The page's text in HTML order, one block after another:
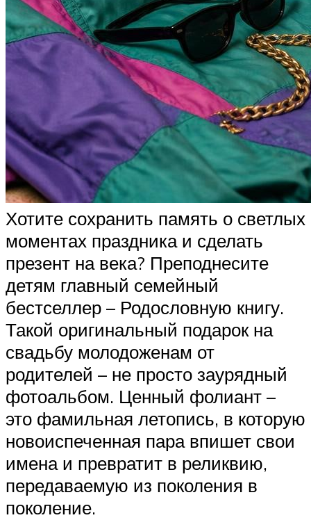
Хотите сохранить память о светлых
моментах праздника и сделать
презент на века? Преподнесите
детям главный семейный
бестселлер – Родословную книгу.
Такой оригинальный подарок на
свадьбу молодоженам от
родителей – не просто заурядный
фотоальбом. Ценный фолиант –
это фамильная летопись, в которую
новоиспеченная пара впишет свои
имена и превратит в реликвию,
передаваемую из поколения в
поколение.